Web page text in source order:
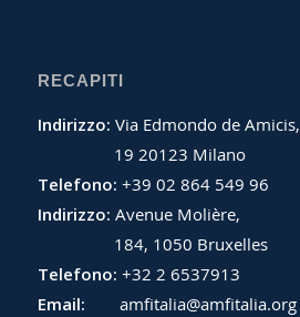
RECAPITI
Indirizzo: Via Edmondo de Amicis,
19 20123 Milano
Telefono: +39 02 864 549 96
Indirizzo: Avenue Molière,
184, 1050 Bruxelles
Telefono: +32 2 6537913
Email:
amfitalia@amfitalia.org